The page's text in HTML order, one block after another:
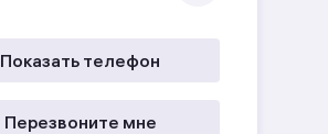
Показать телефон
Перезвоните мне